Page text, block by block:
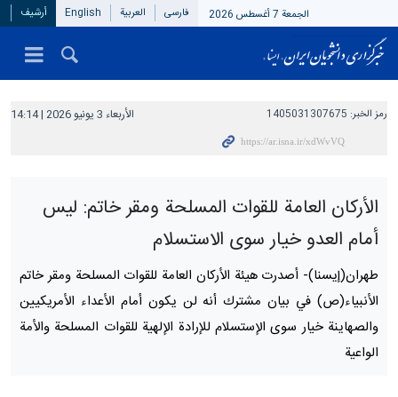
الجمعة 7 أغسطس 2026 فارسی العربیة English أرشيف
رمز الخبر: 1405031307675 الأربعاء 3 يونيو 2026 | 14:14
الأركان العامة للقوات المسلحة ومقر خاتم: ليس
أمام العدو خيار سوى الاستسلام
طهران(إيسنا)- أصدرت هيئة الأركان العامة للقوات المسلحة ومقر خاتم
الأنبیاء(ص) في بيان مشترك أنه لن يكون أمام الأعداء الأمريكيين
والصهاينة خيار سوى الإستسلام للإرادة الإلهية للقوات المسلحة والأمة
الواعية